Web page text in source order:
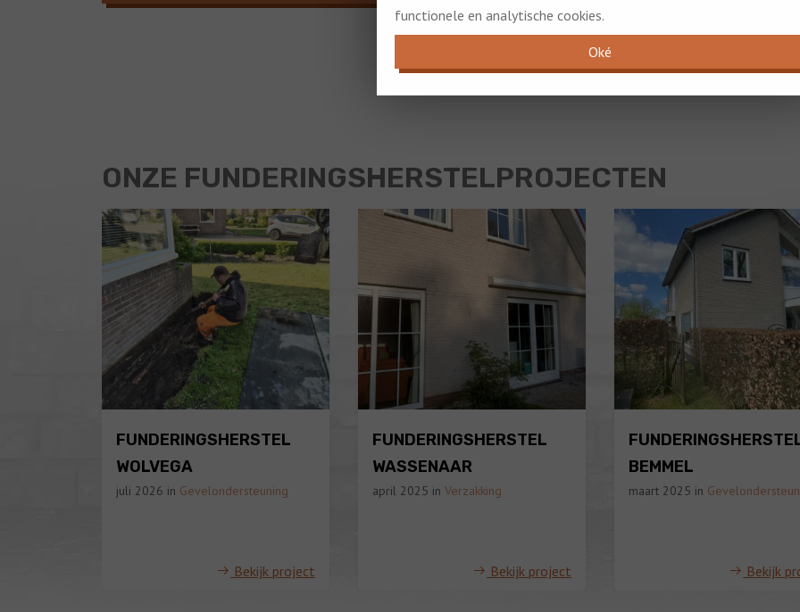
ONZE FUNDERINGSHERSTELPROJECTEN
FUNDERINGSHERSTEL
WOLVEGA
juli 2026 in Gevelondersteuning
Bekijk project
FUNDERINGSHERSTEL
WASSENAAR
april 2025 in Verzakking
Bekijk project
BEMMEL
maart 2025 in
Bekijk
functionele en analytische cookies.
Oké